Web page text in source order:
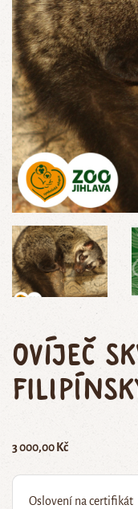
ovíječ
3 000,00 Kč
Oslovení na certifikát